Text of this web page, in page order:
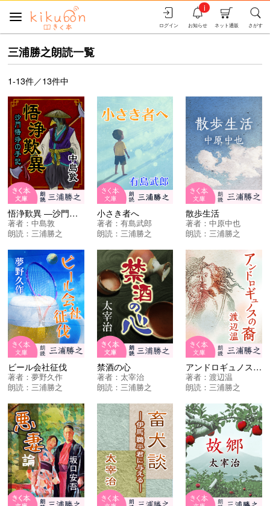
さがす
ネット通販
お知らせ
i
ログイン
三浦勝之朗読一覧
1-13件／13件中
悟浄歎異 ―沙門悟浄の手記―
著者：中島敦
朗読：三浦勝之
小さき者へ
著者： 有島武郎
朗読： 三浦勝之
散歩生活
著者：中原中也
朗読：三浦勝之
ビール会社征伐
著者：夢野久作
朗読：三浦勝之
禁酒の心
著者： 太宰治
朗読： 三浦勝之
アンドロギュノスの裔
著者：渡辺温
朗読：三浦勝之